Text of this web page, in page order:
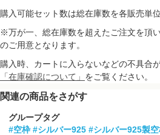
購入可能セット数は総在庫数を各販売単
※万が一、総在庫数を超えたご注文を頂
のご用意となります。
購入時、カートに入らないなどの不具合
「在庫確認について」 をご覧ください。
関連の商品をさがす
グループタグ
#空枠 #シルバー925 #シルバー925製